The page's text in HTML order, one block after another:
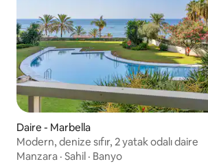
Daire - Marbella
Modern, denize sıfır, 2 yatak odalı daire
Manzara · Sahil · Banyo